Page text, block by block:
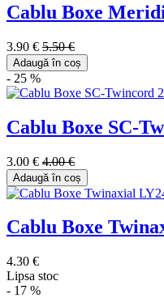
Cablu Boxe
3.90 € 5.50 €
Adaugă în coș
- 25 %
Cablu Boxe SC-
3.00 € 4.00 €
Adaugă în coș
Cablu Boxe
4.30 €
Lipsa stoc
- 17 %